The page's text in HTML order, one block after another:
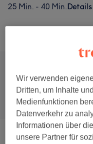
25 Min. - 40 Min.
Alle
1.1 USC Mitglieder
Wir verwenden
Dritten, um Inhalte
Medienfunktionen
Datenverkehr zu
Informationen über
unsere Partner für